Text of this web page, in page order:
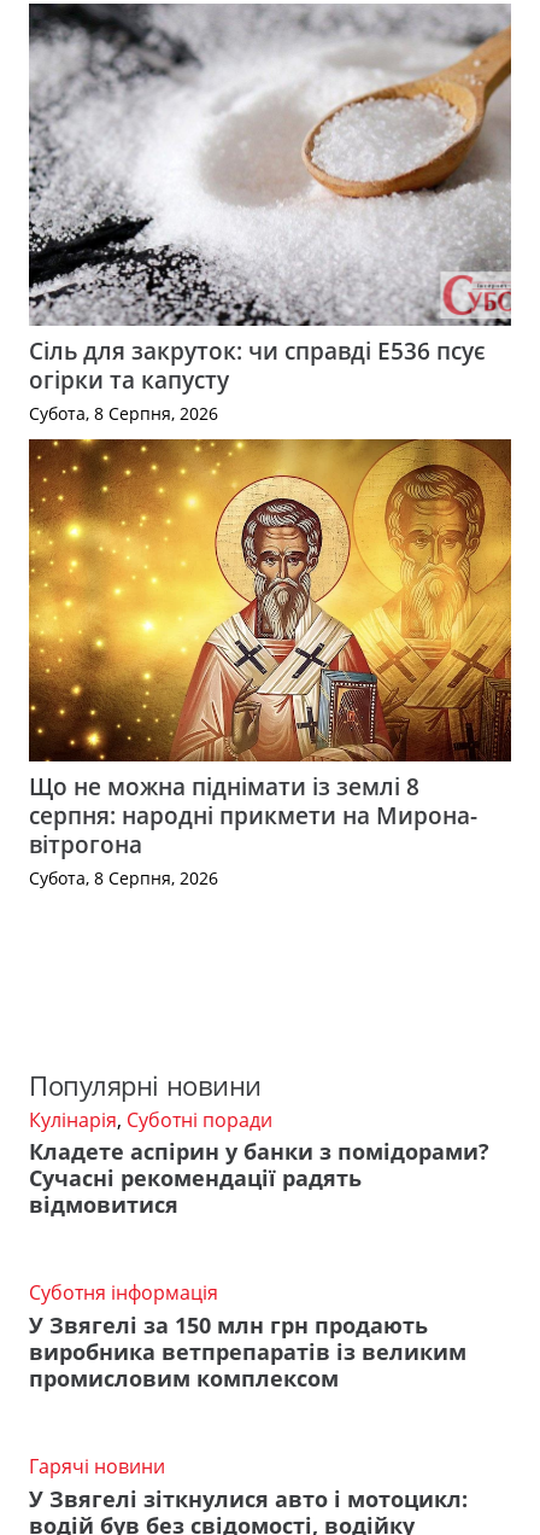
Сіль для закруток: чи справді Е536 псує
огірки та капусту
Субота, 8 Серпня, 2026
Що не можна піднімати із землі 8
серпня: народні прикмети на Мирона-
вітрогона
Субота, 8 Серпня, 2026
Популярні новини
Кулінарія, Суботні поради
Кладете аспірин у банки з помідорами?
Сучасні рекомендації радять
відмовитися
Суботня інформація
У Звягелі за 150 млн грн продають
виробника ветпрепаратів із великим
промисловим комплексом
Гарячі новини
У Звягелі зіткнулися авто і мотоцикл:
водій був без свідомості, водійку